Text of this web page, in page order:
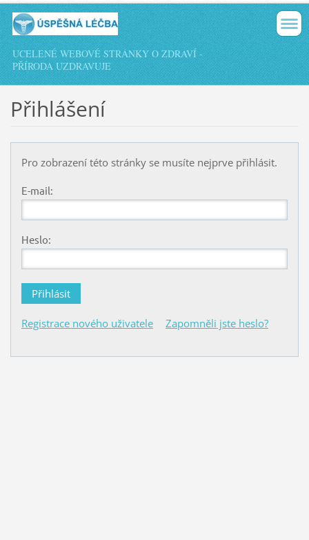
UCELENÉ WEBOVÉ STRÁNKY O ZDRAVÍ -
PŘÍRODA UZDRAVUJE
Přihlášení
Pro zobrazení této stránky se musíte nejprve přihlásit.
E-mail:
Heslo:
Registrace nového uživatele Zapomněli jste heslo?